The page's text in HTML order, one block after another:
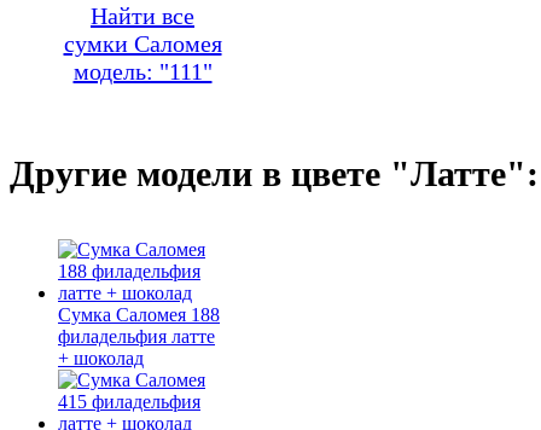
Найти все
сумки Саломея
модель: "111"
Другие модели в цвете "Латте":
Сумка Саломея 188
филадельфия латте
+ шоколад